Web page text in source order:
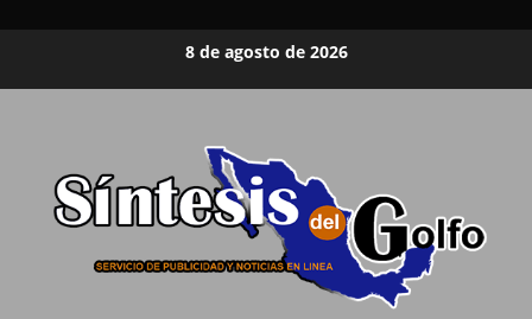
8 de agosto de 2026